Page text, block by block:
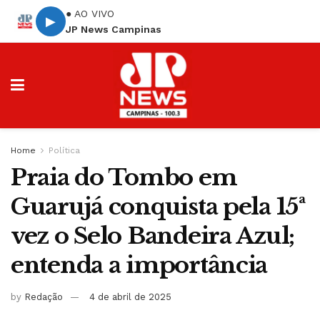
▶
● AO VIVO
JP News Campinas
Home Política
Praia do Tombo em
Guarujá conquista pela 15ª
vez o Selo Bandeira Azul;
entenda a importância
by Redação 4 de abril de 2025